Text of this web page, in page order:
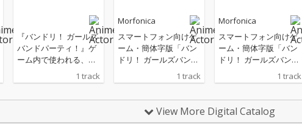
『バンドリ！ ガールズ
バンドパーティ！』ゲ
ーム内で使われる、ヒ
トリエ書き下ろしによ
るMorfonicaのオリジ
1 track
Morfonica
スマートフォン向けゲ
ーム・簡体字版「バン
ドリ！ ガールズバンド
パーティ！」リリース
6周年を記念した書き
1 track
Morfonica
スマートフォン向けゲ
ーム・簡体字版「バン
ドリ！ ガールズバンド
パーティ！」リリース
6周年を記念した書き
1 track
View More Digital Catalog